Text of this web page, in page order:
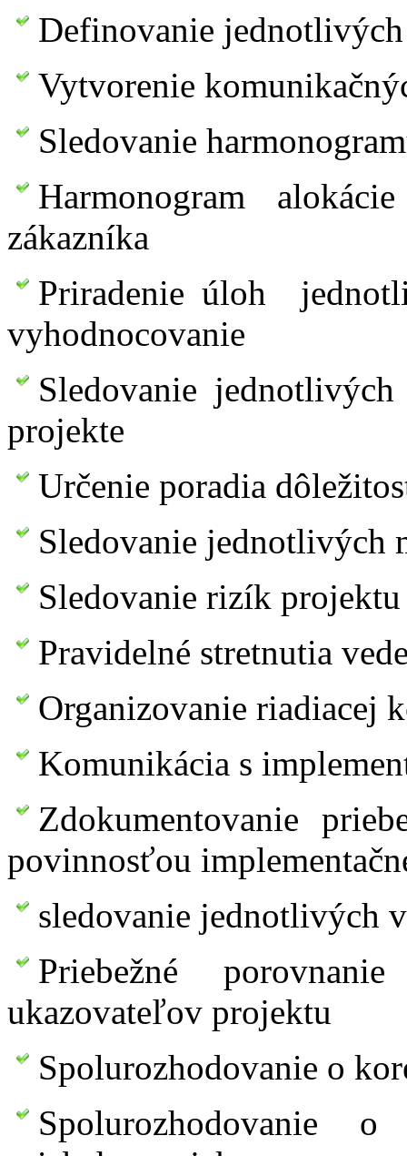
Definovanie
Vytvorenie
Sledovanie
Harmonogram
zákazníka
Priradenie úloh
vyhodnocovanie
Sledovanie
projekte
Určenie poradia
Sledovanie
Sledovanie rizík projektu
Pravidelné stretnutia
Organizovanie riadiacej
Komunikácia s
Zdokumentovanie
povinnosťou
sledovanie jednotlivých
Priebežné
ukazovateľov projektu
Spolurozhodovanie o
Spolurozhodovanie